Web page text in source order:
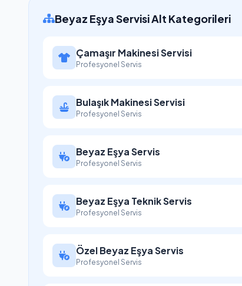
Beyaz Eşya Servisi Alt Kategorileri
Çamaşır Makinesi Servisi
Profesyonel Servis
Bulaşık Makinesi Servisi
Profesyonel Servis
Beyaz Eşya Servis
Profesyonel Servis
Beyaz Eşya Teknik Servis
Profesyonel Servis
Özel Beyaz Eşya Servis
Profesyonel Servis